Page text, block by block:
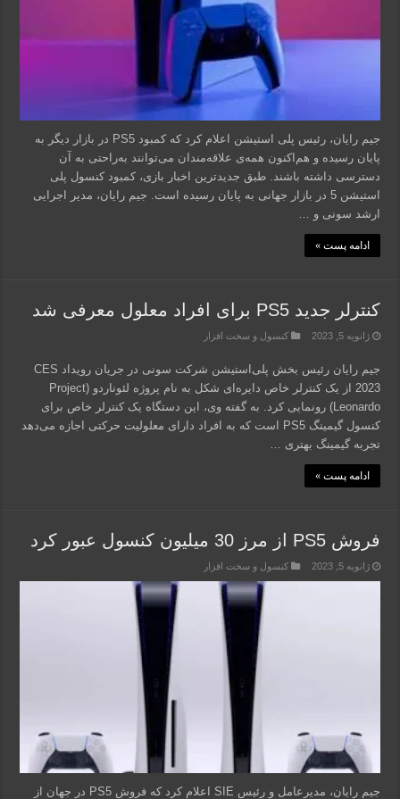
جیم رایان، رئیس پلی استیشن اعلام کرد که کمبود PS5 در بازار دیگر به
پایان رسیده و هم‌اکنون همه‌ی علاقه‌مندان می‌توانند به‌راحتی به آن
دسترسی داشته باشند. طبق جدیدترین اخبار بازی، کمبود کنسول پلی
استیشن 5 در بازار جهانی به پایان رسیده است. جیم رایان، مدیر اجرایی
ارشد سونی و …
ادامه پست »
کنترلر جدید PS5 برای افراد معلول معرفی شد
ژانویه 5, 2023 کنسول و سخت افزار
جیم رایان رئیس بخش پلی‌استیشن شرکت سونی در جریان رویداد CES
2023 از یک کنترلر خاص دایره‌ای شکل به نام پروژه لئوناردو (Project
Leonardo) رونمایی کرد. به گفته وی، این دستگاه یک کنترلر خاص برای
کنسول گیمینگ PS5 است که به افراد دارای معلولیت حرکتی اجازه می‌دهد
تجربه گیمینگ بهتری …
ادامه پست »
فروش PS5 از مرز 30 میلیون کنسول عبور کرد
ژانویه 5, 2023 کنسول و سخت افزار
جیم رایان، مدیرعامل و رئیس SIE اعلام کرد که فروش PS5 در جهان از